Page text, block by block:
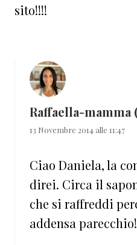
sito!!!!
Raffaella-mamma
13 Novembre 2014 alle 11:47
Ciao Daniela, la
direi. Circa il
che si raffreddi
addensa